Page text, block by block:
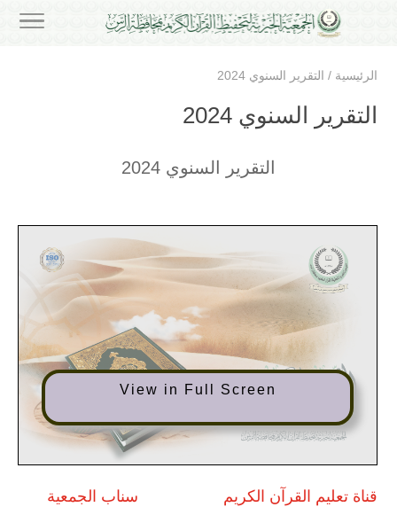
الرئيسية / التقرير السنوي 2024
التقرير السنوي 2024
التقرير السنوي 2024
View in Full Screen
قناة تعليم القرآن الكريم سناب الجمعية